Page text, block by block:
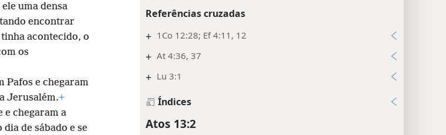
Referências cruzadas
+ 1Co 12:28; Ef 4:11, 12
+ At 4:36, 37
+ Lu 3:1
Índices
Atos 13:2
uma densa
encontrar
acontecido, o
os
Pafos e chegaram
Jerusalém.+
e chegaram a
dia de sábado e se